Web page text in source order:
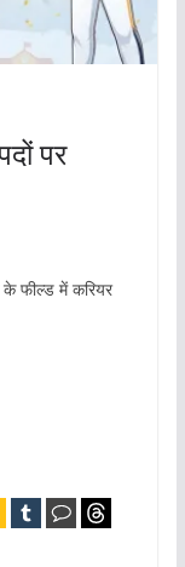
पर
फील्ड में करियर